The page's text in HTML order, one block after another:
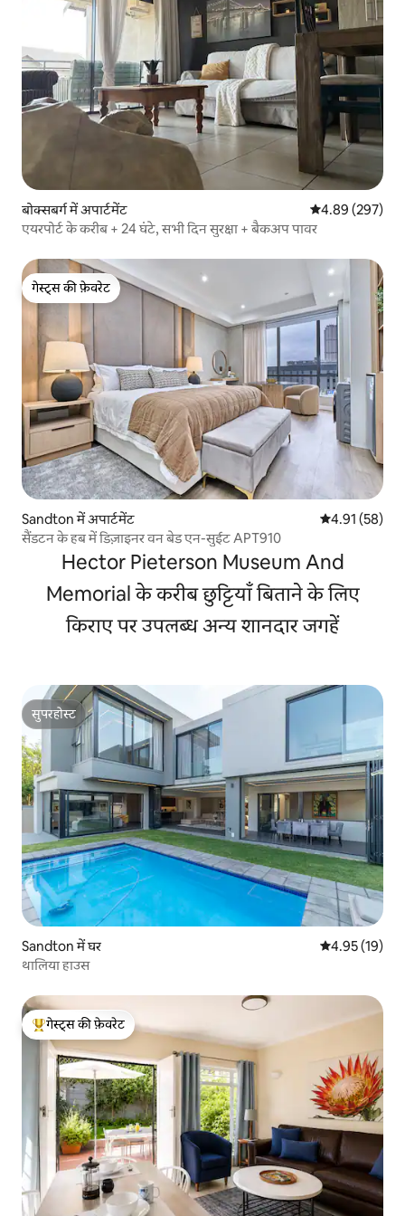
बोक्सबर्ग में अपार्टमेंट औसत रेटिंग 5 में से
4.89 (297)
एयरपोर्ट के करीब + 24 घंटे, सभी दिन सुरक्षा + बैकअप पावर
गेस्ट्स की फ़ेवरेट
गेस्ट्स की फ़ेवरेट
Sandton में अपार्टमेंट औसत रेटिंग 5 में
4.91 (58)
सैंडटन के हब में डिज़ाइनर वन बेड एन-सुईट APT910
Hector Pieterson Museum And
Memorial के करीब छुट्टियाँ बिताने के लिए
किराए पर उपलब्ध अन्य शानदार जगहें
सुपरहोस्ट
सुपरहोस्ट
Sandton में घर औसत रेटिंग 5 में
4.95 (19)
थालिया हाउस
गेस्ट्स का टॉप फ़ेवरेट
गेस्ट्स की फ़ेवरेट